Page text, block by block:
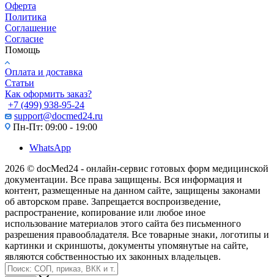
Оферта
Политика
Соглашение
Согласие
Помощь
Оплата и доставка
Статьи
Как оформить заказ?
+7 (499) 938-95-24
support@docmed24.ru
Пн-Пт: 09:00 - 19:00
WhatsApp
2026 © docMed24 - онлайн-сервис готовых форм медицинской
документации. Все права защищены. Вся информация и
контент, размещенные на данном сайте, защищены законами
об авторском праве. Запрещается воспроизведение,
распространение, копирование или любое иное
использование материалов этого сайта без письменного
разрешения правообладателя. Все товарные знаки, логотипы и
картинки и скриншоты, документы упомянутые на сайте,
являются собственностью их законных владельцев.